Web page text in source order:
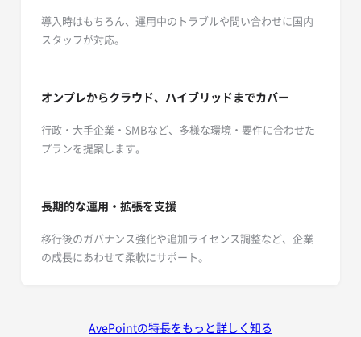
導入時はもちろん、運用中のトラブルや問い合わせに国内
スタッフが対応。
オンプレからクラウド、ハイブリッドまでカバー
行政・大手企業・SMBなど、多様な環境・要件に合わせた
プランを提案します。
長期的な運用・拡張を支援
移行後のガバナンス強化や追加ライセンス調整など、企業
の成長にあわせて柔軟にサポート。
AvePointの特長をもっと詳しく知る